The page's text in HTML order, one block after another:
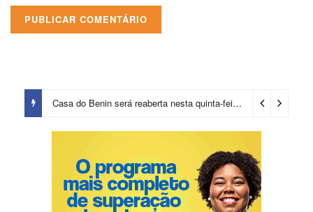
Casa do Benin será reaberta nesta quinta-feira (6) 2 dias ago